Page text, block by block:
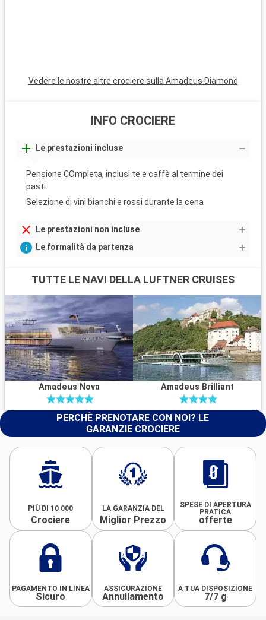
Vedere le nostre altre crociere sulla Amadeus Diamond
INFO CROCIERE
Le prestazioni incluse
Pensione COmpleta, inclusi te e caffè al termine dei
pasti
Selezione di vini bianchi e rossi durante la cena
Le prestazioni non incluse
Le formalità da partenza
TUTTE LE NAVI DELLA LUFTNER CRUISES
Amadeus Nova Amadeus Brilliant
PERCHÈ PRENOTARE CON NOI? LE
GARANZIE CROCIERE
PIÙ DI 10 000
Crociere
LA GARANZIA DEL
Miglior Prezzo
SPESE DI APERTURA
PRATICA
offerte
PAGAMENTO IN LINEA
Sicuro
ASSICURAZIONE
Annullamento
A TUA DISPOSIZIONE
7/7 g